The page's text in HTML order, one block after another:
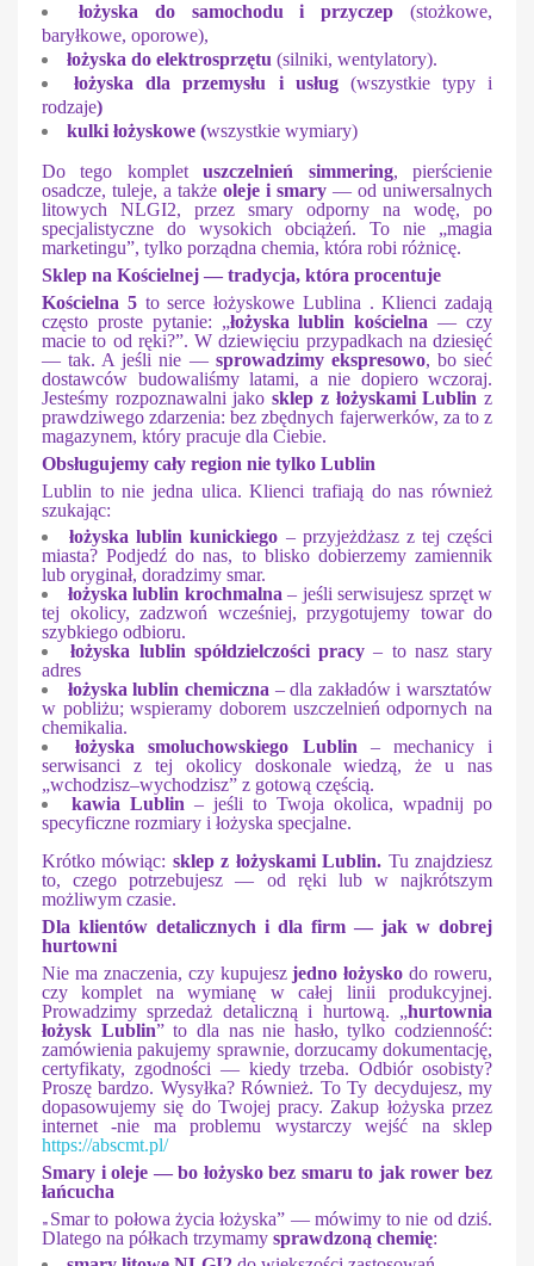
łożyska do samochodu i przyczep (stożkowe,
baryłkowe, oporowe),
łożyska do elektrosprzętu (silniki, wentylatory).
łożyska dla przemysłu i usług (wszystkie typy i
rodzaje)
kulki łożyskowe (wszystkie wymiary)
Do tego kompletuszczelnień simmering, pierścienie
osadcze, tuleje, a także oleje i smary — od uniwersalnych
litowych NLGI2, przez smary odporny na wodę, po
specjalistyczne do wysokich obciążeń. To nie „magia
marketingu”, tylko porządna chemia, która robi różnicę.
Sklep na Kościelnej — tradycja, która procentuje
Kościelna 5to serce łożyskowe Lublina . Klienci zadają
często proste pytanie: „łożyska lublin kościelna — czy
macie to od ręki?”. W dziewięciu przypadkach na dziesięć
— tak. A jeśli nie — sprowadzimy ekspresowo, bo sieć
dostawców budowaliśmy latami, a nie dopiero wczoraj.
Jesteśmy rozpoznawalni jakosklep z łożyskami Lublin z
prawdziwego zdarzenia: bez zbędnych fajerwerków, za to z
magazynem, który pracuje dla Ciebie.
Obsługujemy cały region nie tylko Lublin
Lublin to nie jedna ulica. Klienci trafiają do nas również
szukając:
łożyska lublin kunickiego – przyjeżdżasz z tej części
miasta? Podjedź do nas, to blisko dobierzemy zamiennik
lub oryginał, doradzimy smar.
łożyska lublin krochmalna – jeśli serwisujesz sprzęt w
tej okolicy, zadzwoń wcześniej, przygotujemy towar do
szybkiego odbioru.
łożyska lublin spółdzielczości pracy – to nasz stary
adres
łożyska lublin chemiczna – dla zakładów i warsztatów
w pobliżu; wspieramy doborem uszczelnień odpornych na
chemikalia.
łożyska smoluchowskiego Lublin – mechanicy i
serwisanci z tej okolicy doskonale wiedzą, że u nas
„wchodzisz–wychodzisz” z gotową częścią.
kawia Lublin – jeśli to Twoja okolica, wpadnij po
specyficzne rozmiary i łożyska specjalne.
Krótko mówiąc: sklep z łożyskami Lublin. Tu znajdziesz
to, czego potrzebujesz — od ręki lub w najkrótszym
możliwym czasie.
Dla klientów detalicznych i dla firm — jak w dobrej
hurtowni
Nie ma znaczenia, czy kupujeszjedno łożysko do roweru,
czy komplet na wymianę w całej linii produkcyjnej.
Prowadzimy sprzedaż detaliczną i hurtową. „hurtownia
łożysk Lublin” to dla nas nie hasło, tylko codzienność:
zamówienia pakujemy sprawnie, dorzucamy dokumentację,
certyfikaty, zgodności — kiedy trzeba. Odbiór osobisty?
Proszę bardzo. Wysyłka? Również. To Ty decydujesz, my
dopasowujemy się do Twojej pracy. Zakup łożyska przez
internet -nie ma problemu wystarczy wejść na sklep
https://abscmt.pl/
Smary i oleje — bo łożysko bez smaru to jak rower bez
łańcucha
„Smar to połowa życia łożyska” — mówimy to nie od dziś.
Dlatego na półkach trzymamy sprawdzoną chemię: